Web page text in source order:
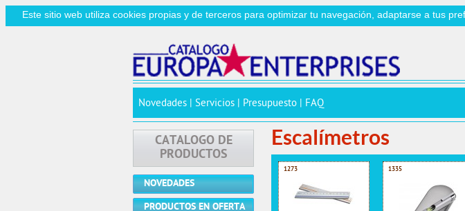
Este sitio web utiliza cookies propias y de terceros para optimizar tu navegación, adaptarse a tus
Novedades Servicios Presupuesto FAQ
Escalímetros
1273 1335
CATALOGO DE
PRODUCTOS
NOVEDADES
PRODUCTOS EN OFERTA